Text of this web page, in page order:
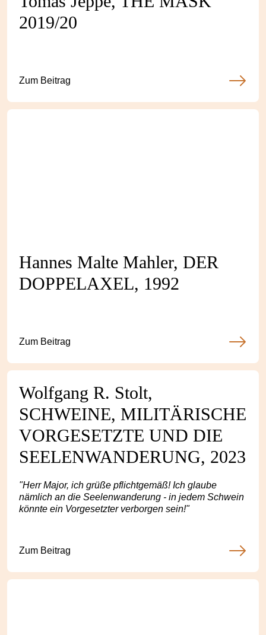
2019/20
Zum Beitrag
Hannes Malte Mahler, DER
DOPPELAXEL, 1992
Zum Beitrag
Wolfgang R. Stolt,
SCHWEINE, MILITÄRISCHE
VORGESETZTE UND DIE
SEELENWANDERUNG, 2023
"Herr Major, ich grüße pflichtgemäß! Ich glaube
nämlich an die Seelenwanderung - in jedem Schwein
könnte ein Vorgesetzter verborgen sein!"
Zum Beitrag